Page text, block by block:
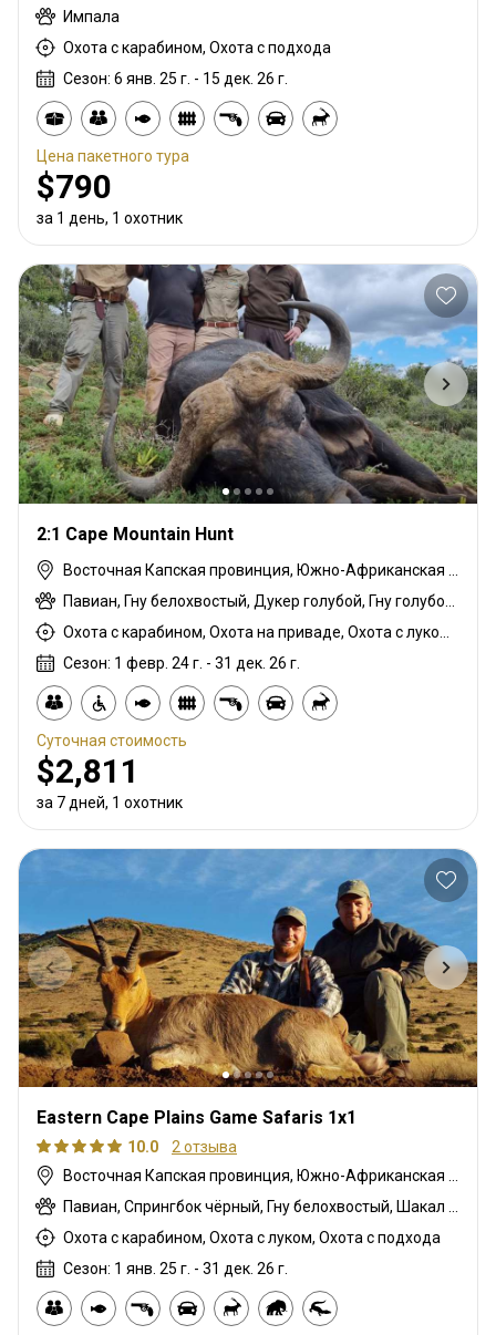
Импала
Охота с карабином, Охота с подхода
Сезон: 6 янв. 25 г. - 15 дек. 26 г.
Цена пакетного тура
$790
за 1 день, 1 охотник
2:1 Cape Mountain Hunt
Сезон: 1 февр. 24 г. - 31 дек. 26 г.
Суточная стоимость
$2,811
за 7 дней, 1 охотник
Eastern Cape Plains Game Safaris 1x1
10.0
2 отзыва
Охота с карабином, Охота с луком, Охота с подхода
Сезон: 1 янв. 25 г. - 31 дек. 26 г.